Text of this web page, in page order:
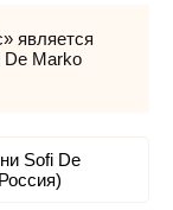
является
Marko
Sofi De